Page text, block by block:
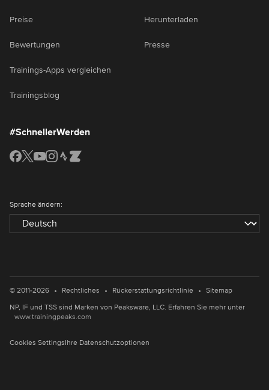
Preise
Bewertungen
Trainings-Apps vergleichen
Trainingsblog
Herunterladen
Presse
#SchnellerWerden
Sprache ändern:
© 2011-2026 • Rechtliches • Rückerstattungsrichtlinie • Sitemap
NP, IF und TSS sind Marken von Peaksware, LLC. Erfahren Sie mehr unter
www.trainingpeaks.com
Cookies SettingsIhre Datenschutzoptionen